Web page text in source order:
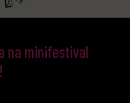
na minifestival